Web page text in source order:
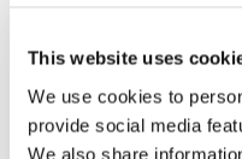
This website uses
We use cookies to
provide social media
We also share
frakten